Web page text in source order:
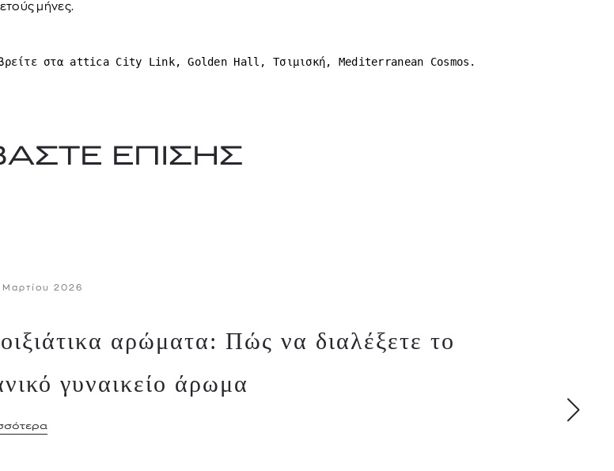
μήνες.
στα attica City Link, Golden Hall, Τσιμισκή, Mediterranean Cosmos.
ΕΠΙΣΗΣ
2026
αρώματα: Πώς να διαλέξετε το
γυναικείο άρωμα